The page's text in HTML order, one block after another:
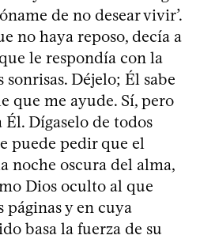
de no desear vivir’.
no haya reposo, decía a
le respondía con la
Déjelo; Él sabe
que me ayude. Sí, pero
Dígaselo de todos
puede pedir que el
noche oscura del alma,
Dios oculto al que
páginas y en cuya
basa la fuerza de su